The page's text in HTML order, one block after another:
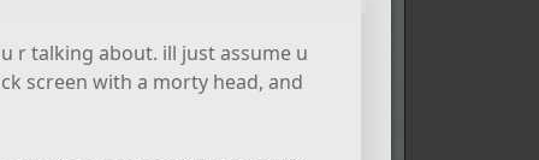
r talking about. ill just assume u
screen with a morty head, and